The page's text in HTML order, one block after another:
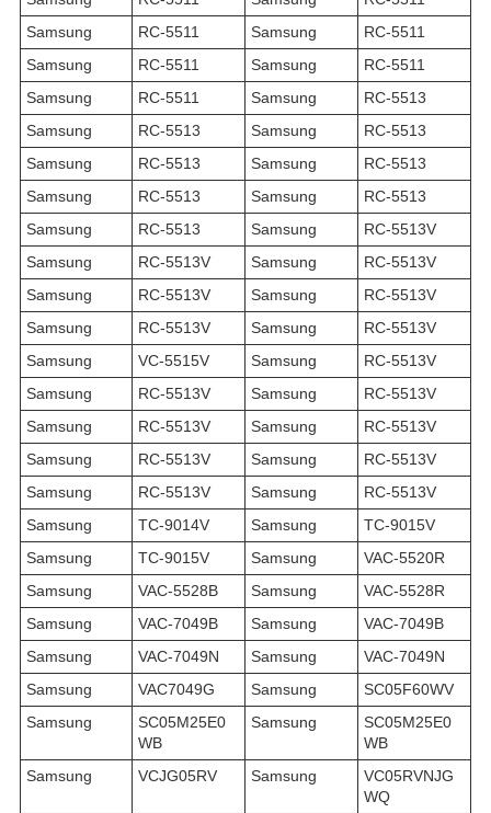
Samsung
RC-5511 Samsung
RC-5511
Samsung
RC-5511 Samsung
RC-5511
Samsung
RC-5511 Samsung
RC-5513
Samsung
RC-5513 Samsung
RC-5513
Samsung
RC-5513 Samsung
RC-5513
Samsung
RC-5513 Samsung
RC-5513
Samsung
RC-5513 Samsung
RC-5513V
Samsung
RC-5513V Samsung
RC-5513V
Samsung
RC-5513V Samsung
RC-5513V
Samsung
RC-5513V Samsung
RC-5513V
Samsung
VC-5515V Samsung
RC-5513V
Samsung
RC-5513V Samsung
RC-5513V
Samsung
RC-5513V Samsung
RC-5513V
Samsung
RC-5513V Samsung
RC-5513V
Samsung
RC-5513V Samsung
RC-5513V
Samsung
TC-9014V Samsung
TC-9015V
Samsung
TC-9015V Samsung
VAC-5520R
Samsung
VAC-5528B Samsung
VAC-5528R
Samsung
VAC-7049B Samsung
VAC-7049B
Samsung
VAC-7049N Samsung
VAC-7049N
Samsung
VAC7049G Samsung
SC05F60WV
Samsung
SC05M25E0
WB
Samsung
SC05M25E0
WB
Samsung
VCJG05RV Samsung
VC05RVNJG
WQ